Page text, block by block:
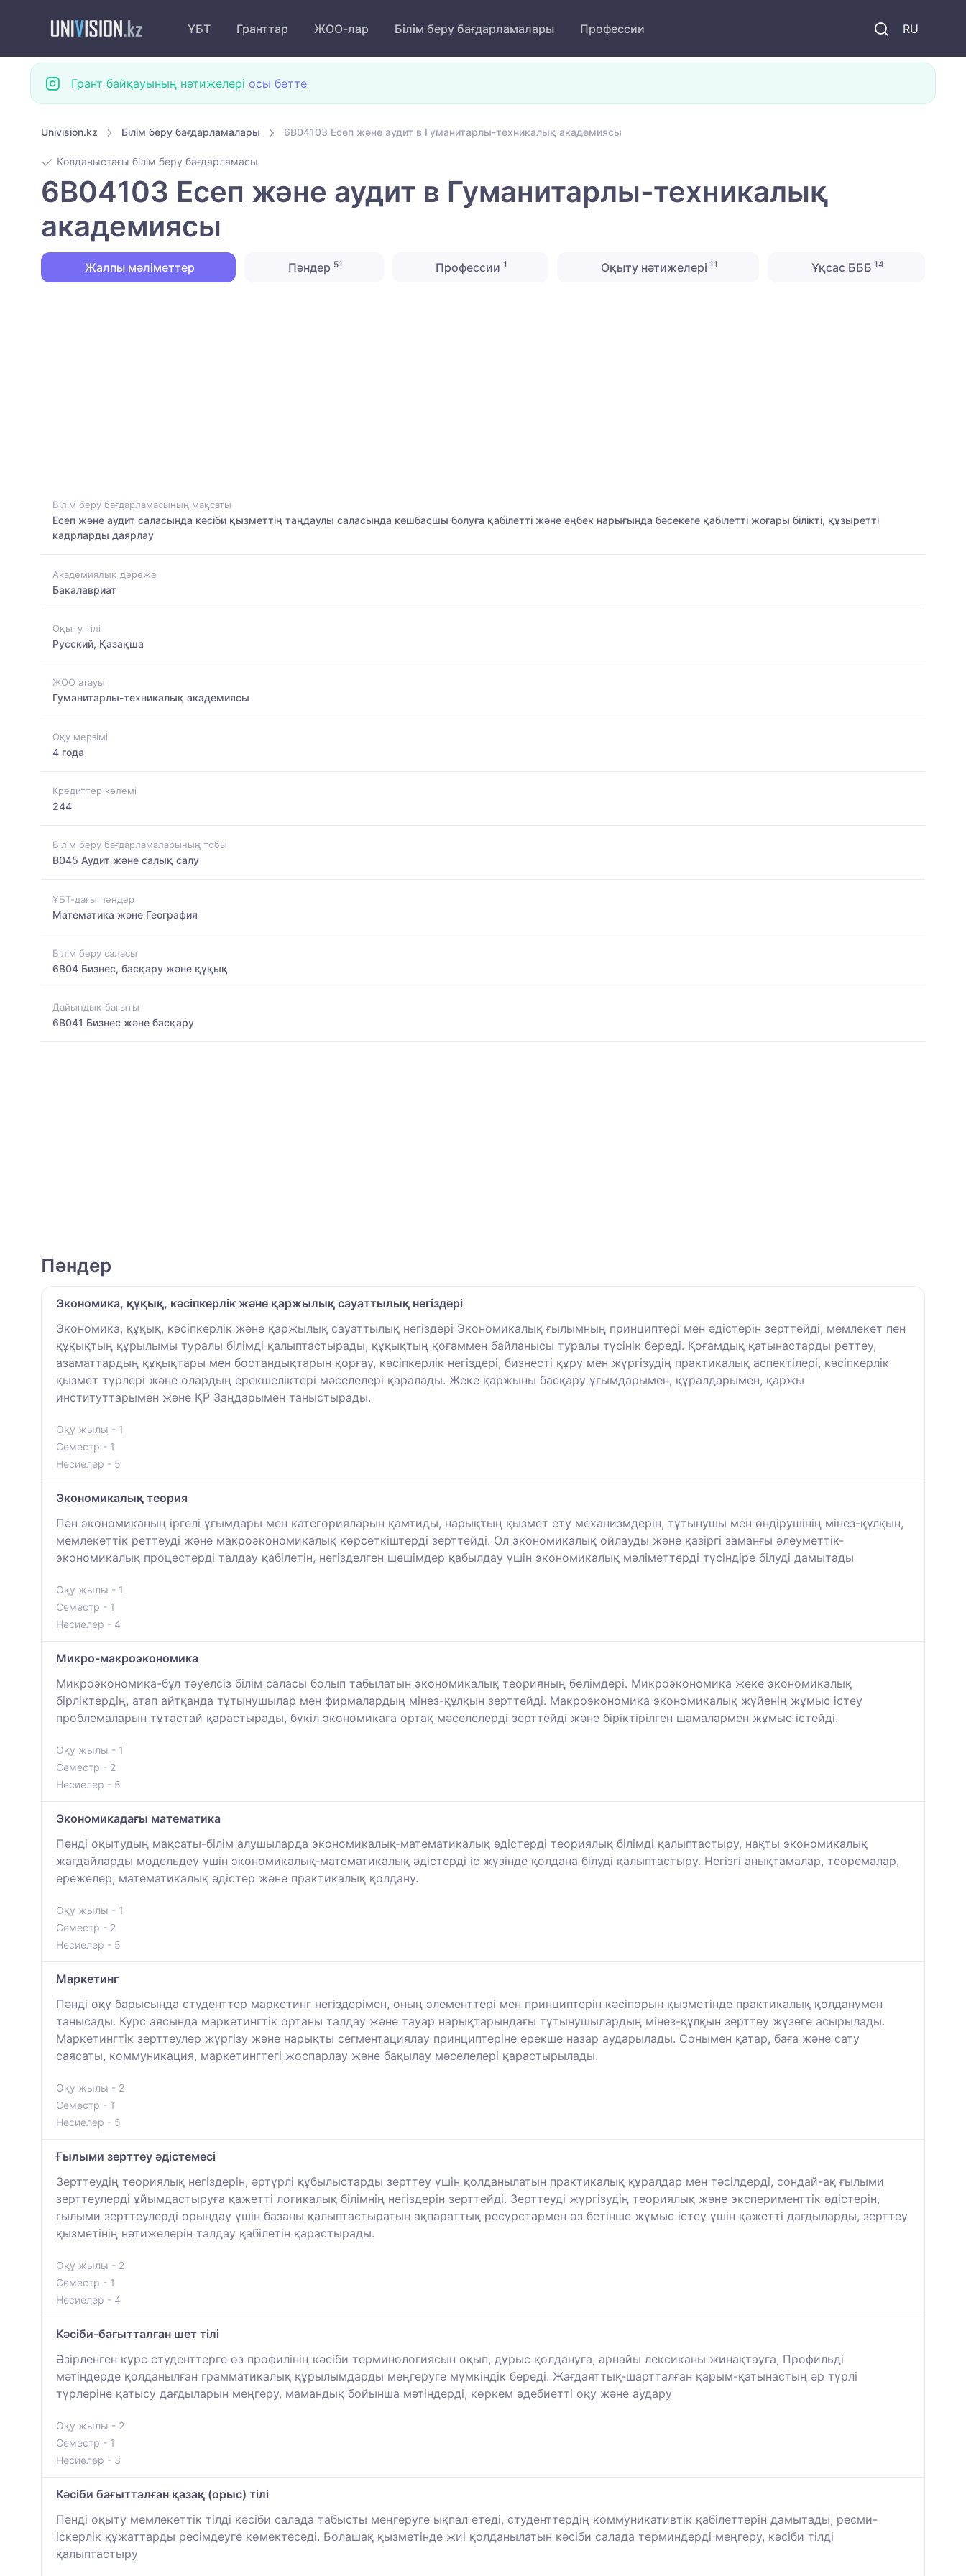
RU
ҰБТ Гранттар ЖОО-лар Білім беру бағдарламалары Профессии
Грант байқауының нәтижелері осы бетте
Univision.kz Білім беру бағдарламалары 6B04103 Есеп және аудит в Гуманитарлы-техникалық академиясы
Қолданыстағы білім беру бағдарламасы
6B04103 Есеп және аудит в Гуманитарлы-техникалық
академиясы
Жалпы мәліметтер Пәндер 51 Профессии1 Оқыту нәтижелері 11 Ұқсас БББ 14
Білім беру бағдарламасының мақсаты
Есеп және аудит саласында кәсіби қызметтің таңдаулы саласында көшбасшы болуға қабілетті және еңбек нарығында бәсекеге қабілетті жоғары білікті, құзыретті
кадрларды даярлау
Академиялық дәреже
Бакалавриат
Оқыту тілі
Русский, Қазақша
ЖОО атауы
Гуманитарлы-техникалық академиясы
Оқу мерзімі
4 года
Кредиттер көлемі
244
Білім беру бағдарламаларының тобы
B045 Аудит және салық салу
ҰБТ-дағы пәндер
Математика және География
Білім беру саласы
6B04 Бизнес, басқару және құқық
Дайындық бағыты
6B041 Бизнес және басқару
Пәндер
Экономика, құқық, кәсіпкерлік және қаржылық сауаттылық негіздері
Экономика, құқық, кәсіпкерлік және қаржылық сауаттылық негіздері Экономикалық ғылымның принциптері мен әдістерін зерттейді, мемлекет пен
құқықтың құрылымы туралы білімді қалыптастырады, құқықтың қоғаммен байланысы туралы түсінік береді. Қоғамдық қатынастарды реттеу,
азаматтардың құқықтары мен бостандықтарын қорғау, кәсіпкерлік негіздері, бизнесті құру мен жүргізудің практикалық аспектілері, кәсіпкерлік
қызмет түрлері және олардың ерекшеліктері мәселелері қаралады. Жеке қаржыны басқару ұғымдарымен, құралдарымен, қаржы
институттарымен және ҚР Заңдарымен таныстырады.
Оқу жылы - 1
Семестр - 1
Несиелер - 5
Экономикалық теория
Пән экономиканың іргелі ұғымдары мен категорияларын қамтиды, нарықтың қызмет ету механизмдерін, тұтынушы мен өндірушінің мінез-құлқын,
мемлекеттік реттеуді және макроэкономикалық көрсеткіштерді зерттейді. Ол экономикалық ойлауды және қазіргі заманғы әлеуметтік-
экономикалық процестерді талдау қабілетін, негізделген шешімдер қабылдау үшін экономикалық мәліметтерді түсіндіре білуді дамытады
Оқу жылы - 1
Семестр - 1
Несиелер - 4
Микро-макроэкономика
Микроэкономика-бұл тәуелсіз білім саласы болып табылатын экономикалық теорияның бөлімдері. Микроэкономика жеке экономикалық
бірліктердің, атап айтқанда тұтынушылар мен фирмалардың мінез-құлқын зерттейді. Макроэкономика экономикалық жүйенің жұмыс істеу
проблемаларын тұтастай қарастырады, бүкіл экономикаға ортақ мәселелерді зерттейді және біріктірілген шамалармен жұмыс істейді.
Оқу жылы - 1
Семестр - 2
Несиелер - 5
Экономикадағы математика
Пәнді оқытудың мақсаты-білім алушыларда экономикалық-математикалық әдістерді теориялық білімді қалыптастыру, нақты экономикалық
жағдайларды модельдеу үшін экономикалық-математикалық әдістерді іс жүзінде қолдана білуді қалыптастыру. Негізгі анықтамалар, теоремалар,
ережелер, математикалық әдістер және практикалық қолдану.
Оқу жылы - 1
Семестр - 2
Несиелер - 5
Маркетинг
Пәнді оқу барысында студенттер маркетинг негіздерімен, оның элементтері мен принциптерін кәсіпорын қызметінде практикалық қолданумен
танысады. Курс аясында маркетингтік ортаны талдау және тауар нарықтарындағы тұтынушылардың мінез-құлқын зерттеу жүзеге асырылады.
Маркетингтік зерттеулер жүргізу және нарықты сегментациялау принциптеріне ерекше назар аударылады. Сонымен қатар, баға және сату
саясаты, коммуникация, маркетингтегі жоспарлау және бақылау мәселелері қарастырылады.
Оқу жылы - 2
Семестр - 1
Несиелер - 5
Ғылыми зерттеу әдістемесі
Зерттеудің теориялық негіздерін, әртүрлі құбылыстарды зерттеу үшін қолданылатын практикалық құралдар мен тәсілдерді, сондай-ақ ғылыми
зерттеулерді ұйымдастыруға қажетті логикалық білімнің негіздерін зерттейді. Зерттеуді жүргізудің теориялық және эксперименттік әдістерін,
ғылыми зерттеулерді орындау үшін базаны қалыптастыратын ақпараттық ресурстармен өз бетінше жұмыс істеу үшін қажетті дағдыларды, зерттеу
қызметінің нәтижелерін талдау қабілетін қарастырады.
Оқу жылы - 2
Семестр - 1
Несиелер - 4
Кәсіби-бағытталған шет тілі
Әзірленген курс студенттерге өз профилінің кәсіби терминологиясын оқып, дұрыс қолдануға, арнайы лексиканы жинақтауға, Профильді
мәтіндерде қолданылған грамматикалық құрылымдарды меңгеруге мүмкіндік береді. Жағдаяттық-шартталған қарым-қатынастың әр түрлі
түрлеріне қатысу дағдыларын меңгеру, мамандық бойынша мәтіндерді, көркем әдебиетті оқу және аудару
Оқу жылы - 2
Семестр - 1
Несиелер - 3
Кәсіби бағытталған қазақ (орыс) тілі
Пәнді оқыту мемлекеттік тілді кәсіби салада табысты меңгеруге ықпал етеді, студенттердің коммуникативтік қабілеттерін дамытады, ресми-
іскерлік құжаттарды ресімдеуге көмектеседі. Болашақ қызметінде жиі қолданылатын кәсіби салада терминдерді меңгеру, кәсіби тілді
қалыптастыру